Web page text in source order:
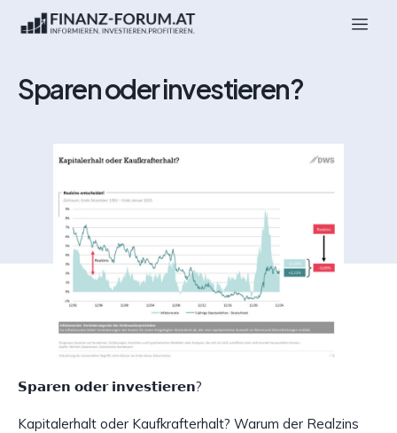
Sparen oder investieren?
𝗦𝗽𝗮𝗿𝗲𝗻 𝗼𝗱𝗲𝗿 𝗶𝗻𝘃𝗲𝘀𝘁𝗶𝗲𝗿𝗲𝗻?
Kapitalerhalt oder Kaufkrafterhalt? Warum der Realzins